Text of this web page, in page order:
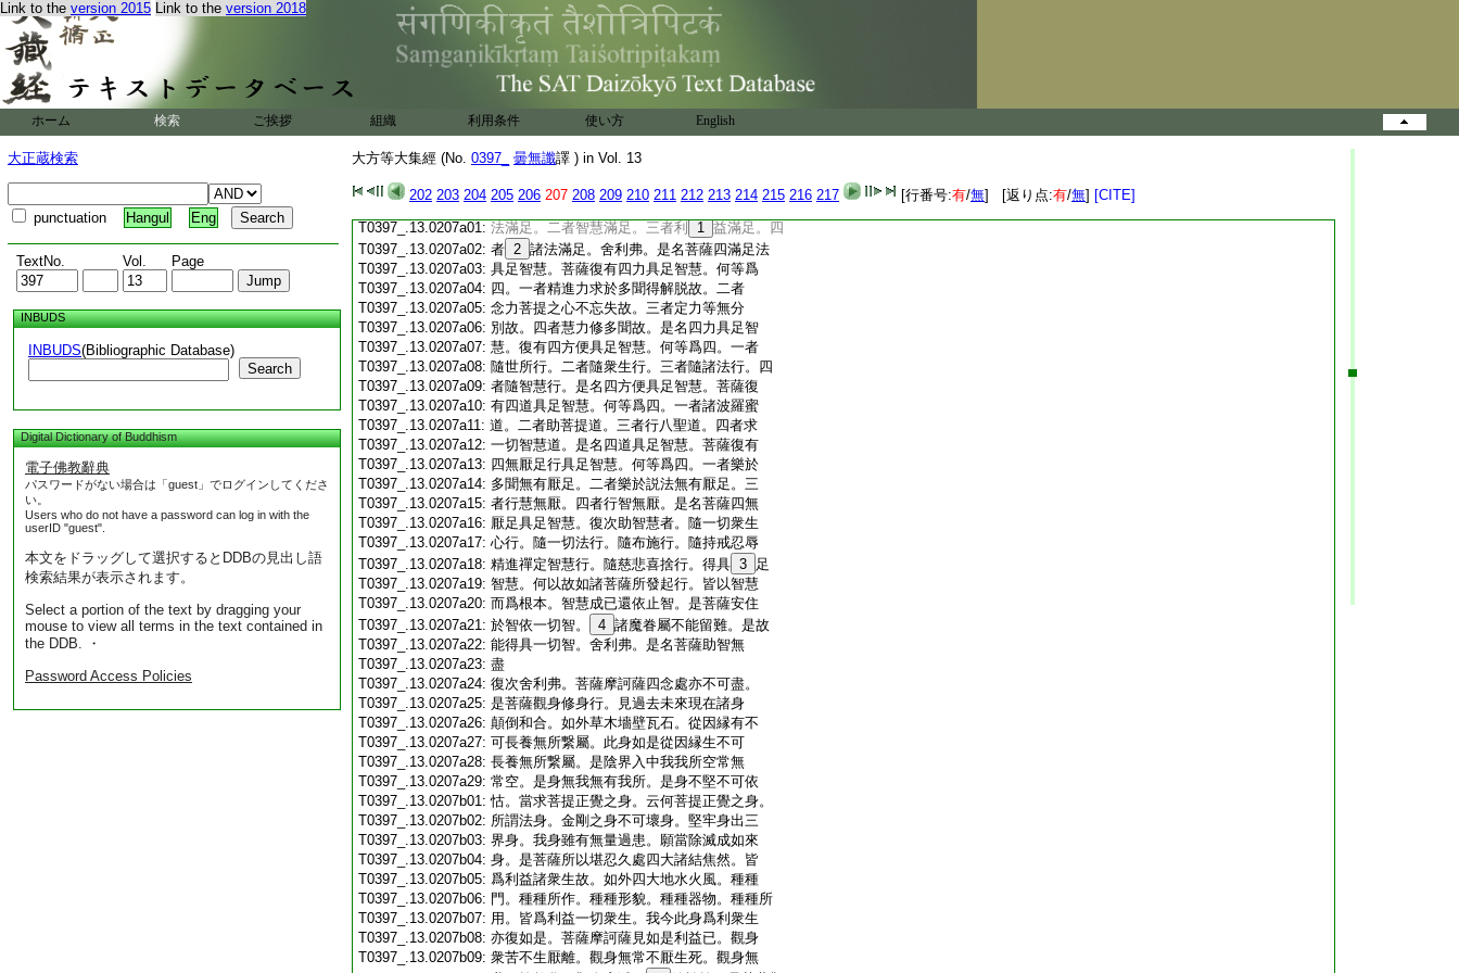
Link to the version 2015 Link to the version 2018
ホーム 検索 ご挨拶 組織 利用条件 使い方 English
大正蔵検索
punctuation Hangul Eng
TextNo. Vol. Page
INBUDS
INBUDS(Bibliographic Database)
Search
Digital Dictionary of Buddhism
電子佛教辭典
パスワードがない場合は「guest」でログインしてくださ
い。
Users who do not have a password can log in with the
userID "guest".
本文をドラッグして選択するとDDBの見出し語
検索結果が表示されます。
Select a portion of the text by dragging your
mouse to view all terms in the text contained in
the DDB. ・
Password Access Policies
大方等大集經 (No. 0397_ 曇無讖譯 ) in Vol. 13
202 203 204 205 206 207 208 209 210 211 212 213 214 215 216 217 [行番号:有/無] [返り点:有/無] [CITE]
T0397_.13.0206c19:樂獨處。二者常樂一心。三者求禪及通。四
T0397_.13.0206c20: 者求無礙 15
解智。舍利弗。是名菩薩四種禪
T0397_.13.0206c21:定具足智慧。菩薩復有四種智慧具足智慧。
T0397_.13.0206c22:
何等爲四。一者不住斷見。二者不入常見。
三者了十二縁。四者忍無我行。舍利弗。是
名菩薩修行四慧具足智慧。菩薩復有四擁
T0397_.13.0206c25:護法具足智慧。何等爲四。一者擁護法師如
T0397_.13.0206c26:
己君主。二者護諸善根。三者將護世間。四
T0397_.13.0206c27:者護利益他
T0397_.13.0206c28: 舍利弗。是名菩薩四擁護法具足智慧。菩薩
T0397_.13.0206c29: 復有四滿足法具足智慧。何等爲四。一者説
T0397_.13.0207a01: 法滿足。二者智慧滿足。三者利 1 益滿足。四
T0397_.13.0207a02: 者 2 諸法滿足。舍利弗。是名菩薩四滿足法
T0397_.13.0207a03: 具足智慧。菩薩復有四力具足智慧。何等爲
T0397_.13.0207a04: 四。一者精進力求於多聞得解脱故。二者
T0397_.13.0207a05: 念力菩提之心不忘失故。三者定力等無分
T0397_.13.0207a06: 別故。四者慧力修多聞故。是名四力具足智
T0397_.13.0207a07: 慧。復有四方便具足智慧。何等爲四。一者
T0397_.13.0207a08: 隨世所行。二者隨衆生行。三者隨諸法行。四
T0397_.13.0207a09: 者隨智慧行。是名四方便具足智慧。菩薩復
T0397_.13.0207a10: 有四道具足智慧。何等爲四。一者諸波羅蜜
T0397_.13.0207a11: 道。二者助菩提道。三者行八聖道。四者求
T0397_.13.0207a12: 一切智慧道。是名四道具足智慧。菩薩復有
T0397_.13.0207a13: 四無厭足行具足智慧。何等爲四。一者樂於
T0397_.13.0207a14: 多聞無有厭足。二者樂於説法無有厭足。三
T0397_.13.0207a15: 者行慧無厭。四者行智無厭。是名菩薩四無
T0397_.13.0207a16: 厭足具足智慧。復次助智慧者。隨一切衆生
T0397_.13.0207a17: 心行。隨一切法行。隨布施行。隨持戒忍辱
T0397_.13.0207a18: 精進禪定智慧行。隨慈悲喜捨行。得具 3 足
T0397_.13.0207a19: 智慧。何以故如諸菩薩所發起行。皆以智慧
T0397_.13.0207a20: 而爲根本。智慧成已還依止智。是菩薩安住
T0397_.13.0207a21: 於智依一切智。 4 諸魔眷屬不能留難。是故
T0397_.13.0207a22: 能得具一切智。舍利弗。是名菩薩助智無
T0397_.13.0207a23: 盡
T0397_.13.0207a24: 復次舍利弗。菩薩摩訶薩四念處亦不可盡。
T0397_.13.0207a25: 是菩薩觀身修身行。見過去未來現在諸身
T0397_.13.0207a26: 顛倒和合。如外草木墻壁瓦石。從因縁有不
T0397_.13.0207a27: 可長養無所繋屬。此身如是從因縁生不可
T0397_.13.0207a28: 長養無所繋屬。是陰界入中我我所空常無
T0397_.13.0207a29: 常空。是身無我無有我所。是身不堅不可依
T0397_.13.0207b01:怙。當求菩提正覺之身。云何菩提正覺之身。
T0397_.13.0207b02: 所謂法身。金剛之身不可壞身。堅牢身出三
T0397_.13.0207b03: 界身。我身雖有無量過患。願當除滅成如來
T0397_.13.0207b04: 身。是菩薩所以堪忍久處四大諸結焦然。皆
T0397_.13.0207b05: 爲利益諸衆生故。如外四大地水火風。種種
T0397_.13.0207b06: 門。種種所作。種種形貌。種種器物。種種所
T0397_.13.0207b07: 用。皆爲利益一切衆生。我今此身爲利衆生
T0397_.13.0207b08: 亦復如是。菩薩摩訶薩見如是利益已。觀身
T0397_.13.0207b09: 衆苦不生厭離。觀身無常不厭生死。觀身無